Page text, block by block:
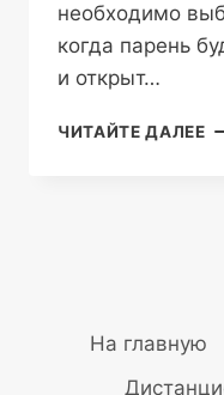
необходимо
когда парень
и открыт…
ЧИТАЙТЕ ДАЛЕЕ
На главную